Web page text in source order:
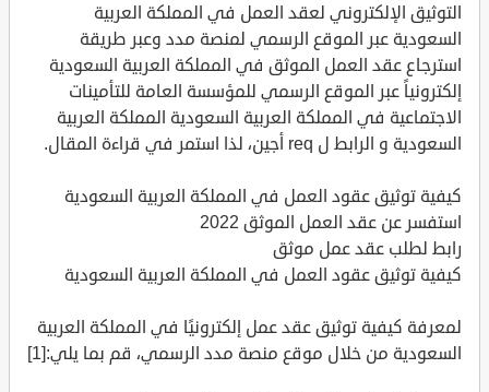
التوثيق الإلكتروني لعقد العمل في المملكة العربية
السعودية عبر الموقع الرسمي لمنصة مدد وعبر طريقة
استرجاع عقد العمل الموثق في المملكة العربية السعودية
إلكترونياً عبر الموقع الرسمي للمؤسسة العامة للتأمينات
الاجتماعية في المملكة العربية السعودية المملكة العربية
السعودية و الرابط ل req أجين، لذا استمر في قراءة المقال.
كيفية توثيق عقود العمل في المملكة العربية السعودية
استفسر عن عقد العمل الموثق 2022
رابط لطلب عقد عمل موثق
كيفية توثيق عقود العمل في المملكة العربية السعودية
لمعرفة كيفية توثيق عقد عمل إلكترونيًا في المملكة العربية
السعودية من خلال موقع منصة مدد الرسمي، قم بما يلي:[1]